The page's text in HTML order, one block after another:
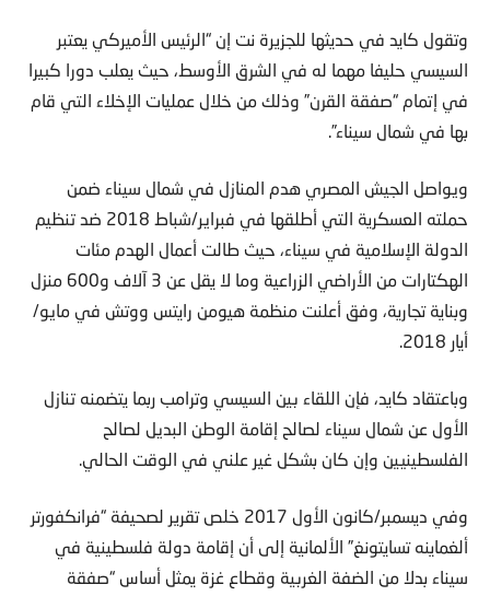
وتقول كايد في حديثها للجزيرة نت إن “الرئيس الأميركي يعتبر
السيسي حليفا مهما له في الشرق الأوسط، حيث يعلب دورا كبيرا
في إتمام “صفقة القرن” وذلك من خلال عمليات الإخلاء التي قام
بها في شمال سيناء”.
ويواصل الجيش المصري هدم المنازل في شمال سيناء ضمن
حملته العسكرية التي أطلقها في فبراير/شباط 2018 ضد تنظيم
الدولة الإسلامية في سيناء، حيث طالت أعمال الهدم مئات
الهكتارات من الأراضي الزراعية وما لا يقل عن 3 آلاف و600 منزل
وبناية تجارية، وفق أعلنت منظمة هيومن رايتس ووتش في مايو/
أيار 2018.
وباعتقاد كايد، فإن اللقاء بين السيسي وترامب ربما يتضمنه تنازل
الأول عن شمال سيناء لصالح إقامة الوطن البديل لصالح
الفلسطينيين وإن كان بشكل غير علني في الوقت الحالي.
وفي ديسمبر/كانون الأول 2017 خلص تقرير لصحيفة “فرانكفورتر
ألغماينه تسايتونغ” الألمانية إلى أن إقامة دولة فلسطينية في
سيناء بدلا من الضفة الغربية وقطاع غزة يمثل أساس “صفقة